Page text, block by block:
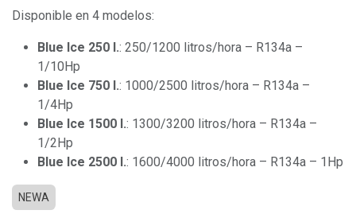
Disponible en 4 modelos:
Blue Ice 250 l.: 250/1200 litros/hora – R134a –
1/10Hp
Blue Ice 750 l.: 1000/2500 litros/hora – R134a –
1/4Hp
Blue Ice 1500 l.: 1300/3200 litros/hora – R134a –
1/2Hp
Blue Ice 2500 l.: 1600/4000 litros/hora – R134a – 1Hp
NEWA